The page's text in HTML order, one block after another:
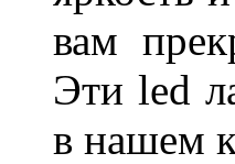
вам
Эти led
в нашем